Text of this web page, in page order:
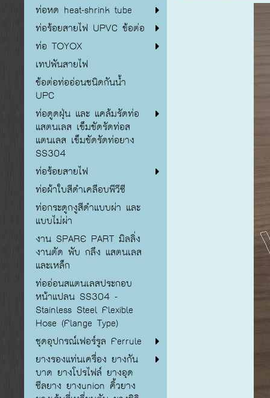
ท่อหด heat-shrink tube
ท่อร้อยสายไฟ UPVC ข้อต่อ
ท่อ TOYOX
เทปพันสายไฟ
ข้อต่อท่ออ่อนชนิดกันน้ำ
UPC
ท่อดูดฝุ่น และ แคล้มรัดท่อ
แสตนเลส เข็มขัดรัดท่อส
แตนเลส เข็มขัดรัดท่อยาง
SS304
ท่อร้อยสายไฟ
ท่อผ้าใบสีดำเคลือบพีวีซี
ท่อกระดูกงูสีดำแบบผ่า และ
แบบไม่ผ่า
งาน SPARE PART มิลลิ่ง
งานตัด พับ กลึง แสตนเลส
และเหล็ก
ท่ออ่อนสแตนเลสประกอบ
หน้าแปลน SS304 -
Stainless Steel Flexible
Hose (Flange Type)
ชุดอุปกรณ์เฟอร์รูล Ferrule
ยางรองแท่นเครื่อง ยางกัน
บาด ยางโปรไฟล์ ยางอุด
ซีลยาง ยางunion คิ้วยาง